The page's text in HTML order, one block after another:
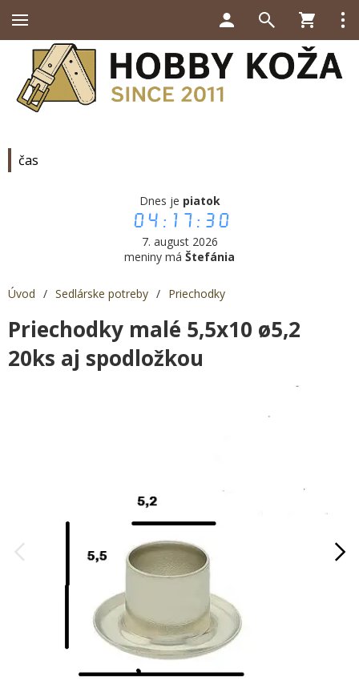
čas
Dnes je piatok
04:17:30
7. august 2026
meniny má Štefánia
Úvod / Sedlárske potreby / Priechodky
Priechodky malé 5,5x10 ø5,2
20ks aj spodložkou